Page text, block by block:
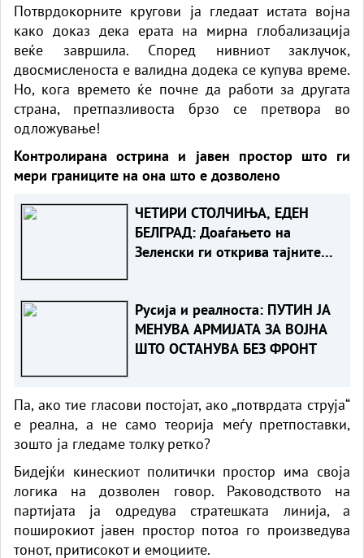
Потврдокорните кругови ја гледаат истата војна
како доказ дека ерата на мирна глобализација
веќе завршила. Според нивниот заклучок,
двосмисленоста е валидна додека се купува време.
Но, кога времето ќе почне да работи за другата
страна, претпазливоста брзо се претвора во
одложување!
Контролирана острина и јавен простор што ги
мери границите на она што е дозволено
ЧЕТИРИ СТОЛЧИЊА, ЕДЕН
БЕЛГРАД: Доаѓањето на
Зеленски ги открива тајните
Русија и реалноста: ПУТИН ЈА
МЕНУВА АРМИЈАТА ЗА ВОЈНА
ШТО ОСТАНУВА БЕЗ ФРОНТ
Па, ако тие гласови постојат, ако „потврдата струја“
е реална, а не само теорија меѓу претпоставки,
зошто ја гледаме толку ретко?
Бидејќи кинескиот политички простор има своја
логика на дозволен говор. Раководството на
партијата ја одредува стратешката линија, а
поширокиот јавен простор потоа го произведува
тонот, притисокот и емоциите.